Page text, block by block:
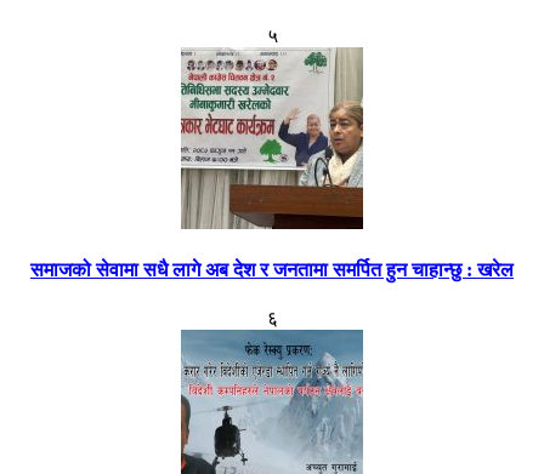
५
समाजको सेवामा सधै लागे अब देश र जनतामा समर्पित हुन चाहान्छु : खरेल
६